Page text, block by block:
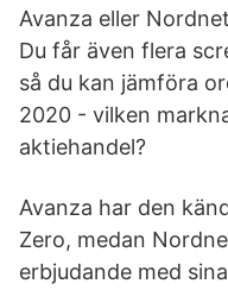
Avanza eller
Du får även flera
så du kan jämföra
2020 - vilken
aktiehandel?
Avanza har den
Zero, medan
erbjudande med